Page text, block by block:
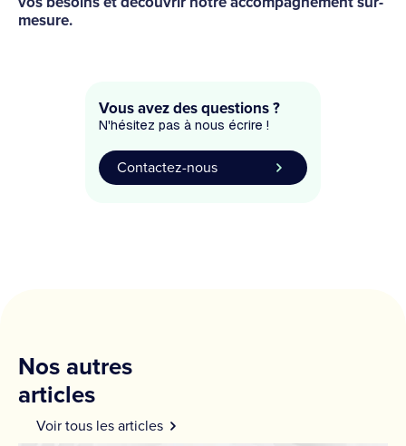
mesure.
Vous avez des questions ?
N'hésitez pas à nous écrire !
Contactez-nous
Nos autres
articles
Voir tous les articles